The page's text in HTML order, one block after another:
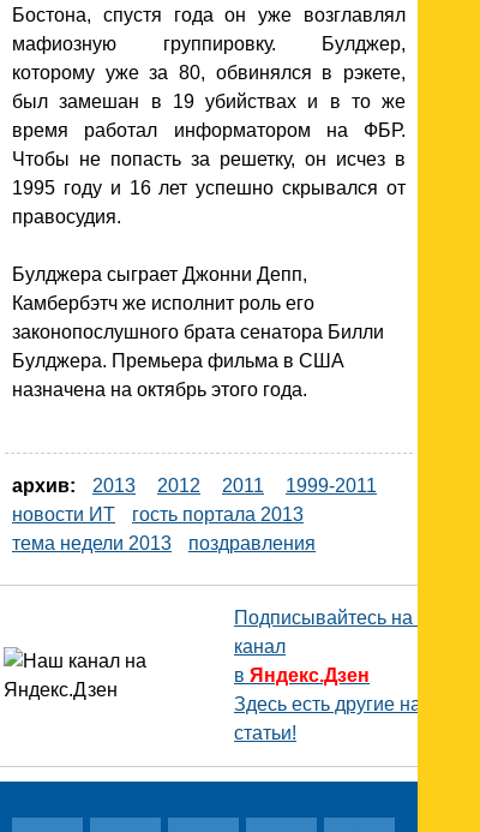
Бостона, спустя года он уже возглавлял
мафиозную группировку. Булджер,
которому уже за 80, обвинялся в рэкете,
был замешан в 19 убийствах и в то же
время работал информатором на ФБР.
Чтобы не попасть за решетку, он исчез в
1995 году и 16 лет успешно скрывался от
правосудия.
Булджера сыграет Джонни Депп,
Камбербэтч же исполнит роль его
законопослушного брата сенатора Билли
Булджера. Премьера фильма в США
назначена на октябрь этого года.
архив: 2013 2012 2011
1999-2011
новости ИТ
гость портала 2013
тема недели 2013
поздравления
Подписывайтесь на наш
канал
в Яндекс.Дзен
Здесь есть другие наши
статьи!